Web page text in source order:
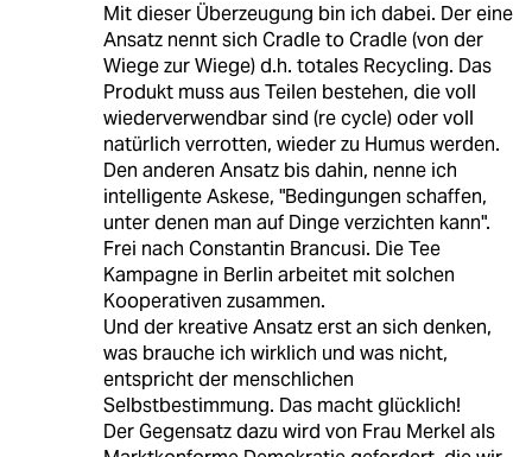
Mit dieser Überzeugung bin ich dabei. Der eine
Ansatz nennt sich Cradle to Cradle (von der
Wiege zur Wiege) d.h. totales Recycling. Das
Produkt muss aus Teilen bestehen, die voll
wiederverwendbar sind (re cycle) oder voll
natürlich verrotten, wieder zu Humus werden.
Den anderen Ansatz bis dahin, nenne ich
intelligente Askese, "Bedingungen schaffen,
unter denen man auf Dinge verzichten kann".
Frei nach Constantin Brancusi. Die Tee
Kampagne in Berlin arbeitet mit solchen
Kooperativen zusammen.
Und der kreative Ansatz erst an sich denken,
was brauche ich wirklich und was nicht,
entspricht der menschlichen
Selbstbestimmung. Das macht glücklich!
Der Gegensatz dazu wird von Frau Merkel als